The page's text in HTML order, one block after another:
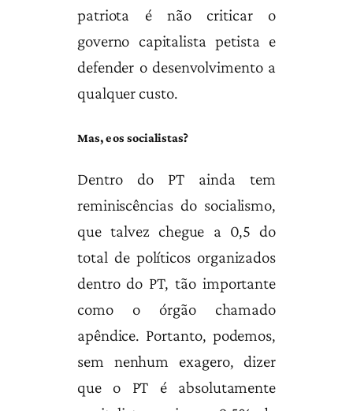
patriota é não criticar o
governo capitalista petista e
defender o desenvolvimento a
qualquer custo.
Mas, e os socialistas?
Dentro do PT ainda tem
reminiscências do socialismo,
que talvez chegue a 0,5 do
total de políticos organizados
dentro do PT, tão importante
como o órgão chamado
apêndice. Portanto, podemos,
sem nenhum exagero, dizer
que o PT é absolutamente